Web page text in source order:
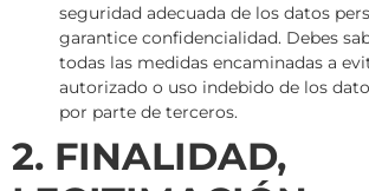
seguridad adecuada de los datos
garantice confidencialidad. Debes
todas las medidas encaminadas a
autorizado o uso indebido de los
por parte de terceros.
2. FINALIDAD,